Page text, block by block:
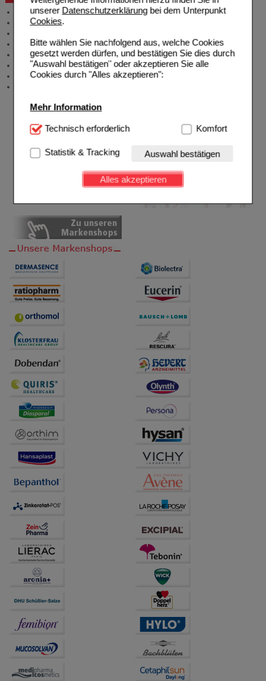
unserer Datenschutzerklärungbei dem Unterpunkt
Cookies.
Bitte wählen Sie nachfolgend aus, welche Cookies
gesetzt werden dürfen, und bestätigen Sie dies durch
"Auswahl bestätigen" oder akzeptieren Sie alle
Cookies durch "Alles akzeptieren":
Mehr Information
Technisch Notwendig:Hierbei handelt es sich um
Website notwendig sind (z.B. Navigation, Warenkorb,
Kundenkonto), weshalb auf diese nicht verzichtet
werden kann.
Einkaufserlebnis noch ansprechender zu gestalten,
beispielsweise für die Wiedererkennung des
Besuchers oder unsere Seite an bevorzugte
Verhaltensweisen (z.B. Spracheinstellung)
anzupassen. Komfort-Cookies ermöglichen es uns
auch auf Ihre Bedürfnisse zugeschrittene Inhalte
anzuzeigen und unser Partnerprogramm zu
Statistik & Tracking:
Hierüber lassen sich
unserer Website sammeln, mit deren Hilfe wir unsere
Website weiter für Sie optimieren können, den Inhalt
auf unserer Website aber auch die Werbung auf
Bitte beachten Sie, dass Daten hierfür teilweise an
Dritte wie z.B. Google oder soziale Medien
übertragen werden.
Technisch erforderlich Komfort
Statistik & Tracking Auswahl bestätigen
Alles akzeptieren
Allgemeine Information
Produktberatung
Zuzahlungsfreie Arzneien
Angebote & Downloads
Newsletter
Neukundenprämie